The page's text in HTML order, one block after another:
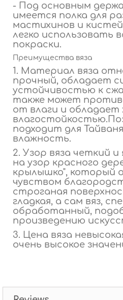
- Под основным
имеется полка для
мастихинов и
легко использовать
покраски.
Преимущества вяза
1. Материал вяза
прочный, обладает
устойчивостью к
также может
от влаги и обладает
влагостойкостью.
подходит для
влажность.
2. Узор вяза четкий и
на узор красного
крылышко", который
чувством
строганая
гладкая, а сам вяз,
обработанный,
произведению
3. Цена вяза
очень высокое